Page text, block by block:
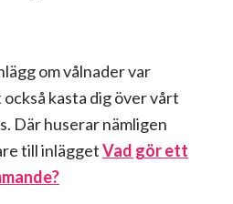
om vålnader var
kasta dig över vårt
Där huserar nämligen
till inläggetVad gör ett